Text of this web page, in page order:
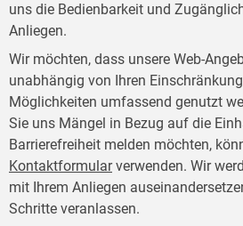
uns die Bedienbarkeit und
Anliegen.
Wir möchten, dass unsere Web-
unabhängig von Ihren
Möglichkeiten umfassend genutzt
Sie uns Mängel in Bezug auf die
Barrierefreiheit melden möchten,
Kontaktformularverwenden. Wir
mit Ihrem Anliegen
Schritte veranlassen.